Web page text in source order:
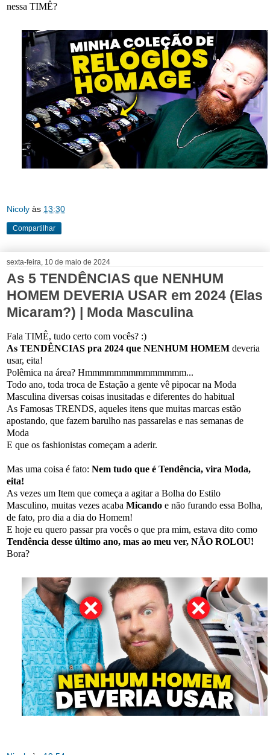
nessa TIMÊ?
Nicoly às 13:30
Compartilhar
sexta-feira, 10 de maio de 2024
As 5 TENDÊNCIAS que NENHUM
HOMEM DEVERIA USAR em 2024 (Elas
Micaram?) | Moda Masculina
Fala TIMÊ, tudo certo com vocês? :)
As TENDÊNCIAS pra 2024 que NENHUM HOMEM deveria
usar, eita!
Polêmica na área? Hmmmmmmmmmmmmmm...
Todo ano, toda troca de Estação a gente vê pipocar na Moda
Masculina diversas coisas inusitadas e diferentes do habitual
As Famosas TRENDS, aqueles itens que muitas marcas estão
apostando, que fazem barulho nas passarelas e nas semanas de
Moda
E que os fashionistas começam a aderir.
Mas uma coisa é fato: Nem tudo que é Tendência, vira Moda,
eita!
As vezes um Item que começa a agitar a Bolha do Estilo
Masculino, muitas vezes acaba Micando e não furando essa Bolha,
de fato, pro dia a dia do Homem!
E hoje eu quero passar pra vocês o que pra mim, estava dito como
Tendência desse último ano, mas ao meu ver, NÃO ROLOU!
Bora?